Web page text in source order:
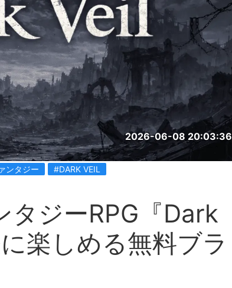
2026-06-08 20:03:36
ンタジー #DARK VEIL
タジーRPG『Dark
楽しめる無料ブラ